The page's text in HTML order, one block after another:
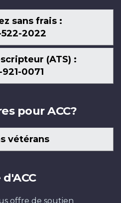
sans frais :
522-2022
(ATS) :
921-0071
pour ACC?
vétérans
offre de soutien